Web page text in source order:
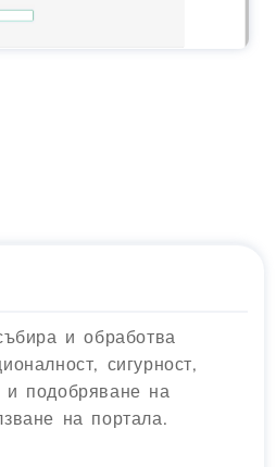
и обработва
сигурност,
подобряване на
на портала.